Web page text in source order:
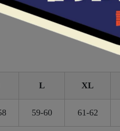
L XL
59-60 61-62